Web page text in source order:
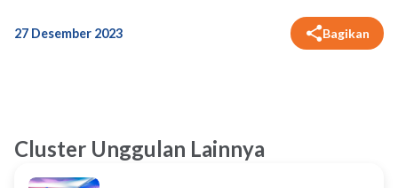
27 Desember 2023 Bagikan
Cluster Unggulan Lainnya